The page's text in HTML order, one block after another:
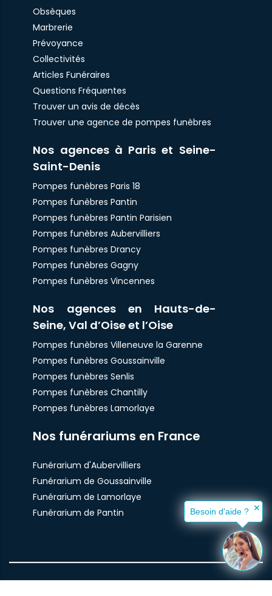
Obsèques
Marbrerie
Prévoyance
Collectivités
Articles Funéraires
Questions Fréquentes
Trouver un avis de décès
Trouver une agence de pompes funèbres
Nos agences à Paris et Seine-
Saint-Denis
Pompes funèbres Paris 18
Pompes funèbres Pantin
Pompes funèbres Pantin Parisien
Pompes funèbres Aubervilliers
Pompes funèbres Drancy
Pompes funèbres Gagny
Pompes funèbres Vincennes
Nos agences en Hauts-de-
Seine, Val d’Oise et l’Oise
Pompes funèbres Villeneuve la Garenne
Pompes funèbres Goussainville
Pompes funèbres Senlis
Pompes funèbres Chantilly
Pompes funèbres Lamorlaye
Nos funérariums en France
Funérarium d'Aubervilliers
Funérarium de Goussainville
Funérarium de Lamorlaye
Funérarium de Pantin
Besoin d'aide ? ✕